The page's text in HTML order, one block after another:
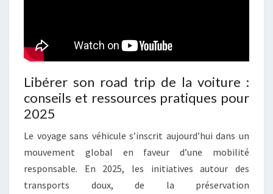
Libérer son road trip de la voiture :
conseils et ressources pratiques pour
2025
Le voyage sans véhicule s’inscrit aujourd’hui dans un
mouvement global en faveur d’une mobilité
responsable. En 2025, les initiatives autour des
transports doux, de la préservation